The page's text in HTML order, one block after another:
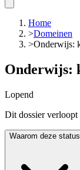
Home
>Domeinen
>Onderwijs:
Onderwijs:
Lopend
Dit dossier verloopt
Waarom deze status